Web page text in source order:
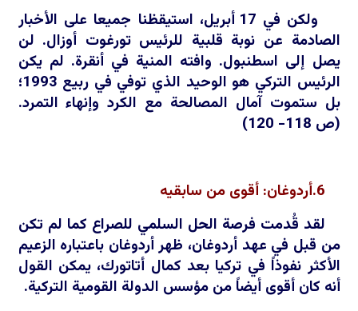
ولكن في 17 أبريل، استيقظنا جميعا على الأخبار
الصادمة عن نوبة قلبية للرئيس تورغوت أوزال. لن
يصل إلى اسطنبول. وافته المنية في أنقرة. لم يكن
الرئيس التركي هو الوحيد الذي توفي في ربيع 1993؛
بل ستموت آمال المصالحة مع الكرد وإنهاء التمرد.
(ص 118- 120)
6.أردوغان: أقوى من سابقيه
لقد قُدمت فرصة الحل السلمي للصراع كما لم تكن
من قبل في عهد أردوغان، ظهر أردوغان باعتباره الزعيم
الأكثر نفوذاً في تركيا بعد كمال أتاتورك، يمكن القول
أنه كان أقوى أيضاً من مؤسس الدولة القومية التركية.